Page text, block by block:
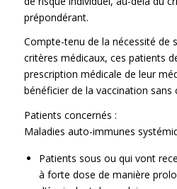
prépondérant.
Compte-tenu de la nécessité de
critères médicaux, ces patients
prescription médicale de leur
bénéficier de la vaccination sans
Patients concernés :
Maladies auto-immunes
Patients sous ou qui vont
à forte dose de manière